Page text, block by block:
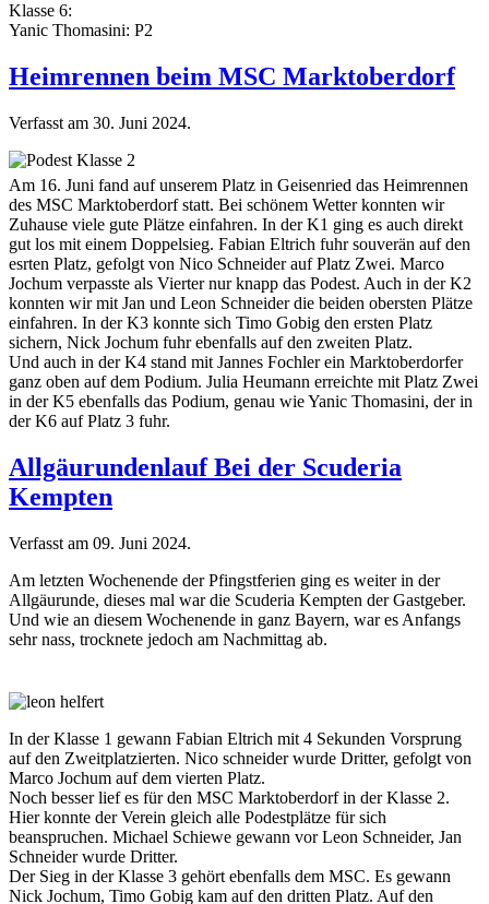
Klasse 6:
Yanic Thomasini: P2
Heimrennen beim MSC Marktoberdorf
Verfasst am 30. Juni 2024.
Am 16. Juni fand auf unserem Platz in Geisenried das Heimrennen
des MSC Marktoberdorf statt. Bei schönem Wetter konnten wir
Zuhause viele gute Plätze einfahren. In der K1 ging es auch direkt
gut los mit einem Doppelsieg. Fabian Eltrich fuhr souverän auf den
esrten Platz, gefolgt von Nico Schneider auf Platz Zwei. Marco
Jochum verpasste als Vierter nur knapp das Podest. Auch in der K2
konnten wir mit Jan und Leon Schneider die beiden obersten Plätze
einfahren. In der K3 konnte sich Timo Gobig den ersten Platz
sichern, Nick Jochum fuhr ebenfalls auf den zweiten Platz.
Und auch in der K4 stand mit Jannes Fochler ein Marktoberdorfer
ganz oben auf dem Podium. Julia Heumann erreichte mit Platz Zwei
in der K5 ebenfalls das Podium, genau wie Yanic Thomasini, der in
der K6 auf Platz 3 fuhr.
Allgäurundenlauf Bei der Scuderia
Kempten
Verfasst am 09. Juni 2024.
Am letzten Wochenende der Pfingstferien ging es weiter in der
Allgäurunde, dieses mal war die Scuderia Kempten der Gastgeber.
Und wie an diesem Wochenende in ganz Bayern, war es Anfangs
sehr nass, trocknete jedoch am Nachmittag ab.
In der Klasse 1 gewann Fabian Eltrich mit 4 Sekunden Vorsprung
auf den Zweitplatzierten. Nico schneider wurde Dritter, gefolgt von
Marco Jochum auf dem vierten Platz.
Noch besser lief es für den MSC Marktoberdorf in der Klasse 2.
Hier konnte der Verein gleich alle Podestplätze für sich
beanspruchen. Michael Schiewe gewann vor Leon Schneider, Jan
Schneider wurde Dritter.
Der Sieg in der Klasse 3 gehört ebenfalls dem MSC. Es gewann
Nick Jochum, Timo Gobig kam auf den dritten Platz. Auf den